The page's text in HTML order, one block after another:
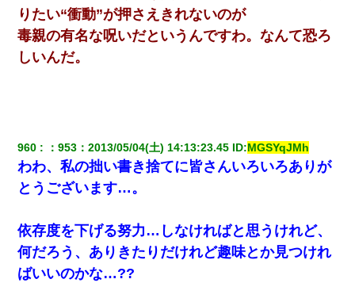
りたい“衝動”が押さえきれないのが
毒親の有名な呪いだというんですわ。なんて恐ろ
しいんだ。
960 ：953 ：2013/05/04(土) 14:13:23.45 ID:MGSYqJMh
わわ、私の拙い書き捨てに皆さんいろいろありが
とうございます…。
依存度を下げる努力…しなければと思うけれど、
何だろう、ありきたりだけれど趣味とか見つけれ
ばいいのかな…??